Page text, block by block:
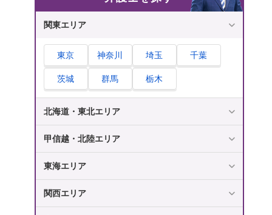
関東エリア
東京 神奈川 埼玉 千葉
茨城 群馬 栃木
北海道・東北エリア
甲信越・北陸エリア
東海エリア
関西エリア